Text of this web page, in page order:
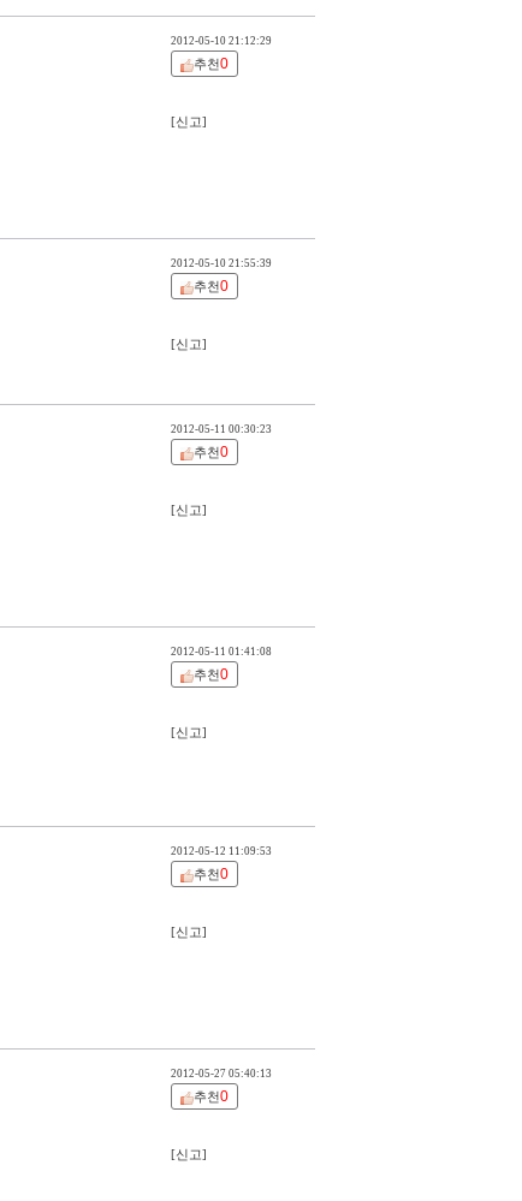
2012-05-10 21:12:29
추천0
[신고]
2012-05-10 21:55:39
추천0
[신고]
2012-05-11 00:30:23
추천0
[신고]
2012-05-11 01:41:08
추천0
[신고]
2012-05-12 11:09:53
추천0
[신고]
2012-05-27 05:40:13
추천0
[신고]